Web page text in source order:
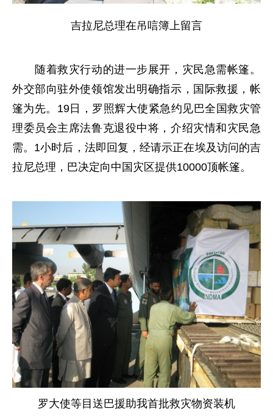
吉拉尼总理在吊唁簿上留言
随着救灾行动的进一步展开，灾民急需帐篷。
外交部向驻外使领馆发出明确指示，国际救援，帐
篷为先。19日，罗照辉大使紧急约见巴全国救灾管
理委员会主席法鲁克退役中将，介绍灾情和灾民急
需。1小时后，法即回复，经请示正在埃及访问的吉
拉尼总理，巴决定向中国灾区提供10000顶帐篷。
罗大使等目送巴援助我首批救灾物资装机